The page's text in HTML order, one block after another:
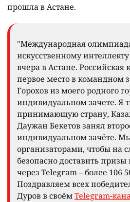
прошла в Астане.
"Международная
искусственному
вчера в Астане. Российская
первое место в командном
Горохов из моего родного
индивидуальном зачете. Я
принимающую страну,
Даужан Бекетов занял
индивидуальном зачёте.
организаторами, чтобы на
безопасно доставить
через Telegram – более 106
Поздравляем всех
Дуров в своёмTelegram-